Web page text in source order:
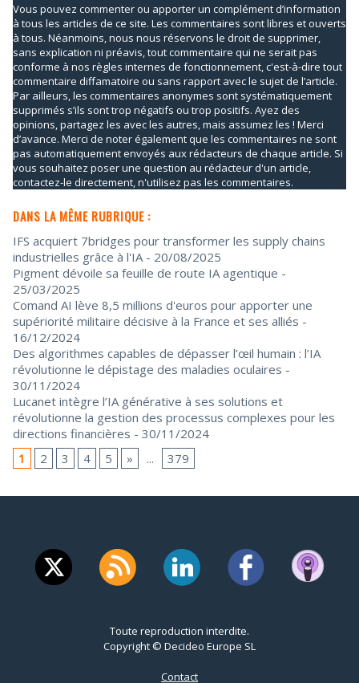
Vous pouvez commenter ou apporter un complément d’information
à tous les articles de ce site. Les commentaires sont libres et ouverts
à tous. Néanmoins, nous nous réservons le droit de supprimer,
sans explication ni préavis, tout commentaire qui ne serait pas
conforme à nos règles internes de fonctionnement, c'est-à-dire tout
commentaire diffamatoire ou sans rapport avec le sujet de l’article.
Par ailleurs, les commentaires anonymes sont systématiquement
supprimés s’ils sont trop négatifs ou trop positifs. Ayez des
opinions, partagez les avec les autres, mais assumez les ! Merci
d’avance. Merci de noter également que les commentaires ne sont
pas automatiquement envoyés aux rédacteurs de chaque article. Si
vous souhaitez poser une question au rédacteur d'un article,
contactez-le directement, n'utilisez pas les commentaires.
DANS LA MÊME RUBRIQUE :
IFS acquiert 7bridges pour transformer les supply chains
industrielles grâce à l'IA - 20/08/2025
Pigment dévoile sa feuille de route IA agentique -
25/03/2025
Comand AI lève 8,5 millions d'euros pour apporter une
supériorité militaire décisive à la France et ses alliés -
16/12/2024
Des algorithmes capables de dépasser l’œil humain : l’IA
révolutionne le dépistage des maladies oculaires -
30/11/2024
Lucanet intègre l’IA générative à ses solutions et
révolutionne la gestion des processus complexes pour les
directions financières - 30/11/2024
1
2 3 4 5 » ... 379
Toute reproduction interdite.
Copyright © Decideo Europe SL
Contact